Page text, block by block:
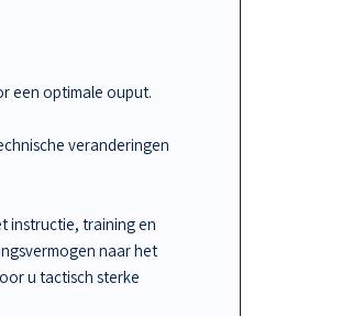
een optimale ouput.
veranderingen
instructie, training en
naar het
u tactisch sterke